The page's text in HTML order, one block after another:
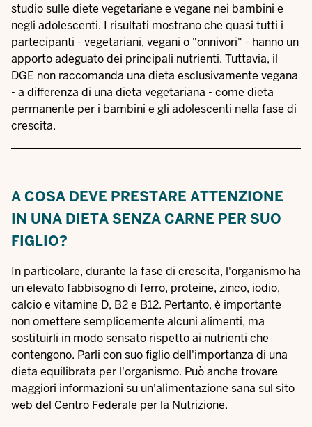
studio sulle diete vegetariane e vegane nei bambini e
negli adolescenti. I risultati mostrano che quasi tutti i
partecipanti - vegetariani, vegani o "onnivori" - hanno un
apporto adeguato dei principali nutrienti. Tuttavia, il
DGE non raccomanda una dieta esclusivamente vegana
- a differenza di una dieta vegetariana - come dieta
permanente per i bambini e gli adolescenti nella fase di
crescita.
A COSA DEVE PRESTARE ATTENZIONE
IN UNA DIETA SENZA CARNE PER SUO
FIGLIO?
In particolare, durante la fase di crescita, l'organismo ha
un elevato fabbisogno di ferro, proteine, zinco, iodio,
calcio e vitamine D, B2 e B12. Pertanto, è importante
non omettere semplicemente alcuni alimenti, ma
sostituirli in modo sensato rispetto ai nutrienti che
contengono. Parli con suo figlio dell'importanza di una
dieta equilibrata per l'organismo. Può anche trovare
maggiori informazioni su un'alimentazione sana sul sito
web del Centro Federale per la Nutrizione.